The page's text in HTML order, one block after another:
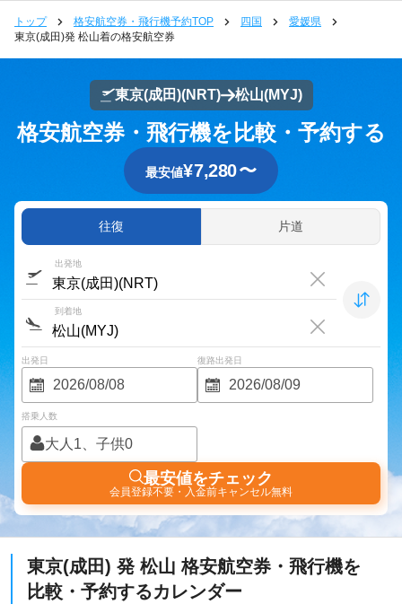
トップ 格安航空券・飛行機予約TOP 四国
愛媛県
東京(成田)発 松山着の格安航空券
東京(成田)(NRT) 松山(MYJ)
格安航空券・飛行機を比較・予約する
最安値¥7,280〜
往復 片道
出発地
到着地
出発日 復路出発日
搭乗人数
大人1、子供0
最安値をチェック
会員登録不要・入金前キャンセル無料
東京(成田) 発 松山格安航空券・飛行機を
比較・予約するカレンダー